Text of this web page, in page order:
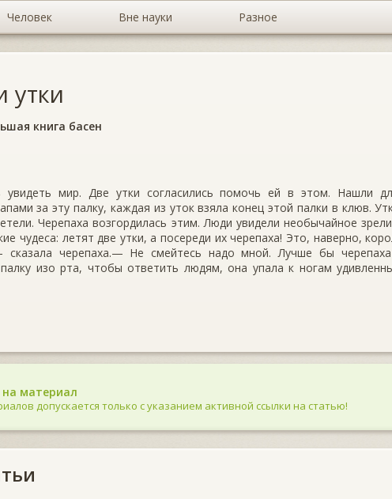
Человек Вне науки Разное
утки
книга басен
увидеть мир. Две утки согласились помочь ей в этом. Нашли
за эту палку, каждая из уток взяла конец этой палки в клюв.
Черепаха возгордилась этим. Люди увидели необычайное
чудеса: летят две утки, а посереди их черепаха! Это, наверно,
черепаха.— Не смейтесь надо мной. Лучше бы
изо рта, чтобы ответить людям, она упала к ногам
материал
допускается только с указанием активной ссылки на статью!